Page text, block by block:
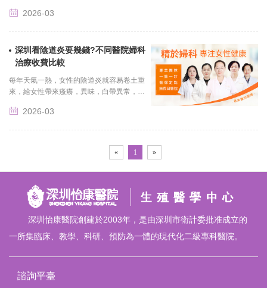
唔會亂?流程會唔會好複雜?」其實只要搞清
2026-03
深圳看陰道炎要幾錢?不同醫院婦科
治療收費比較
每年天氣一熱，女性的陰道炎就容易卷土重
來，給女性帶來瘙癢，異味，白帶異常，讓
的困擾，需要積極的到正規醫院進行治療，
2026-03
« 1 »
深圳怡康醫院創建於2003年，是由深圳市衛計委批准成立的
一所集臨床、教學、科研、預防為一體的現代化二級專科醫院。
諮詢平臺